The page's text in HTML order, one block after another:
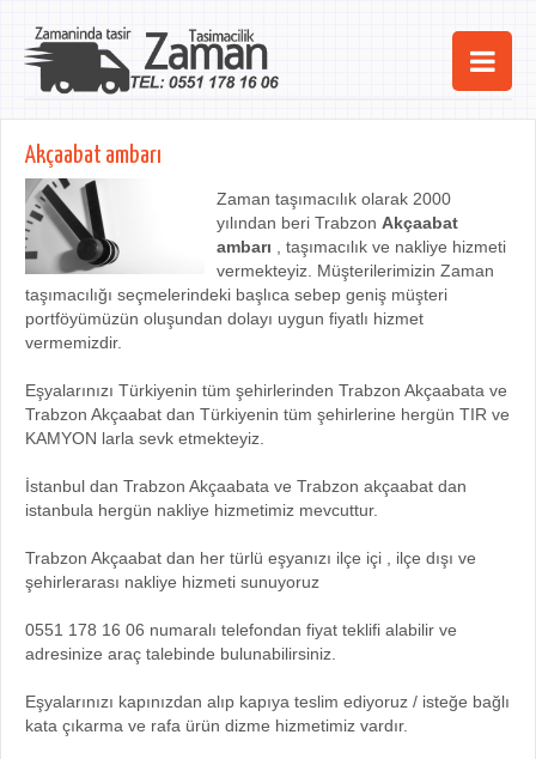
Ana Sayfa
Hizmetlerimiz
Kurumsal
iletişim
Akçaabat ambarı
Zaman taşımacılık olarak 2000
yılından beri Trabzon Akçaabat
ambarı , taşımacılık ve nakliye hizmeti
vermekteyiz. Müşterilerimizin Zaman
taşımacılığı seçmelerindeki başlıca sebep geniş müşteri
portföyümüzün oluşundan dolayı uygun fiyatlı hizmet
vermemizdir.
Eşyalarınızı Türkiyenin tüm şehirlerinden Trabzon Akçaabata ve
Trabzon Akçaabat dan Türkiyenin tüm şehirlerine hergün TIR ve
KAMYON larla sevk etmekteyiz.
İstanbul dan Trabzon Akçaabata ve Trabzon akçaabat dan
istanbula hergün nakliye hizmetimiz mevcuttur.
Trabzon Akçaabat dan her türlü eşyanızı ilçe içi , ilçe dışı ve
şehirlerarası nakliye hizmeti sunuyoruz
0551 178 16 06 numaralı telefondan fiyat teklifi alabilir ve
adresinize araç talebinde bulunabilirsiniz.
Eşyalarınızı kapınızdan alıp kapıya teslim ediyoruz / isteğe bağlı
kata çıkarma ve rafa ürün dizme hizmetimiz vardır.